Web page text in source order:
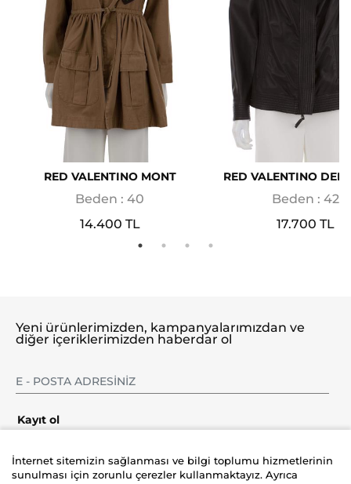
RED VALENTINO MONT
Beden : 40
14.400 TL
RED VALENTINO DERİ
Beden : 42
17.700 TL
Yeni ürünlerimizden, kampanyalarımızdan ve
diğer içeriklerimizden haberdar ol
Kayıt ol
İnternet sitemizin sağlanması ve bilgi toplumu hizmetlerinin
sunulması için zorunlu çerezler kullanmaktayız. Ayrıca